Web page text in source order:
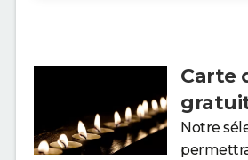
Carte
Notre